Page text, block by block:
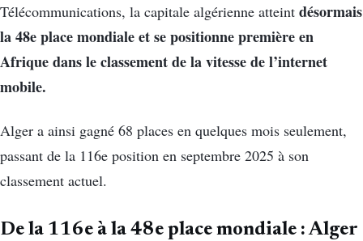
Télécommunications, la capitale algérienne atteint désormais
la 48e place mondiale et se positionne première en
Afrique dans le classement de la vitesse de l’internet
mobile.
Alger a ainsi gagné 68 places en quelques mois seulement,
passant de la 116e position en septembre 2025 à son
classement actuel.
De la 116e à la 48e place mondiale : Alger